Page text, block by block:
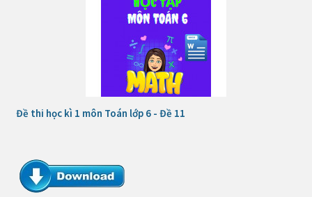
Đề thi học kì 1 môn Toán lớp 6 - Đề 11